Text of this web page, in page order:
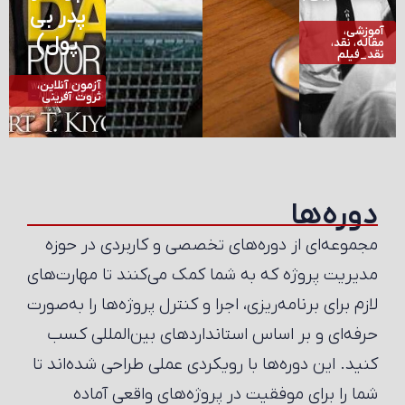
آموزشی،
مقاله، نقد،
نقد_فیلم
پدر بی
پول)
آزمون آنلاین،
ثروت آفرینی
دوره‌ها
مجموعه‌ای از دوره‌های تخصصی و کاربردی در حوزه
مدیریت پروژه که به شما کمک می‌کنند تا مهارت‌های
لازم برای برنامه‌ریزی، اجرا و کنترل پروژه‌ها را به‌صورت
حرفه‌ای و بر اساس استانداردهای بین‌المللی کسب
کنید. این دوره‌ها با رویکردی عملی طراحی شده‌اند تا
شما را برای موفقیت در پروژه‌های واقعی آماده